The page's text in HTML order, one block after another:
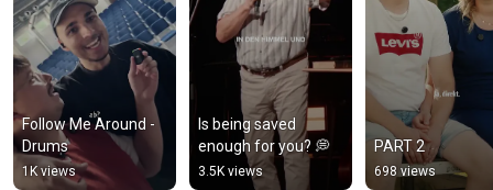
Follow Me Around -
Drums
1K views
Is being saved
enough for you? 💭
3.5K views
PART 2
698 views